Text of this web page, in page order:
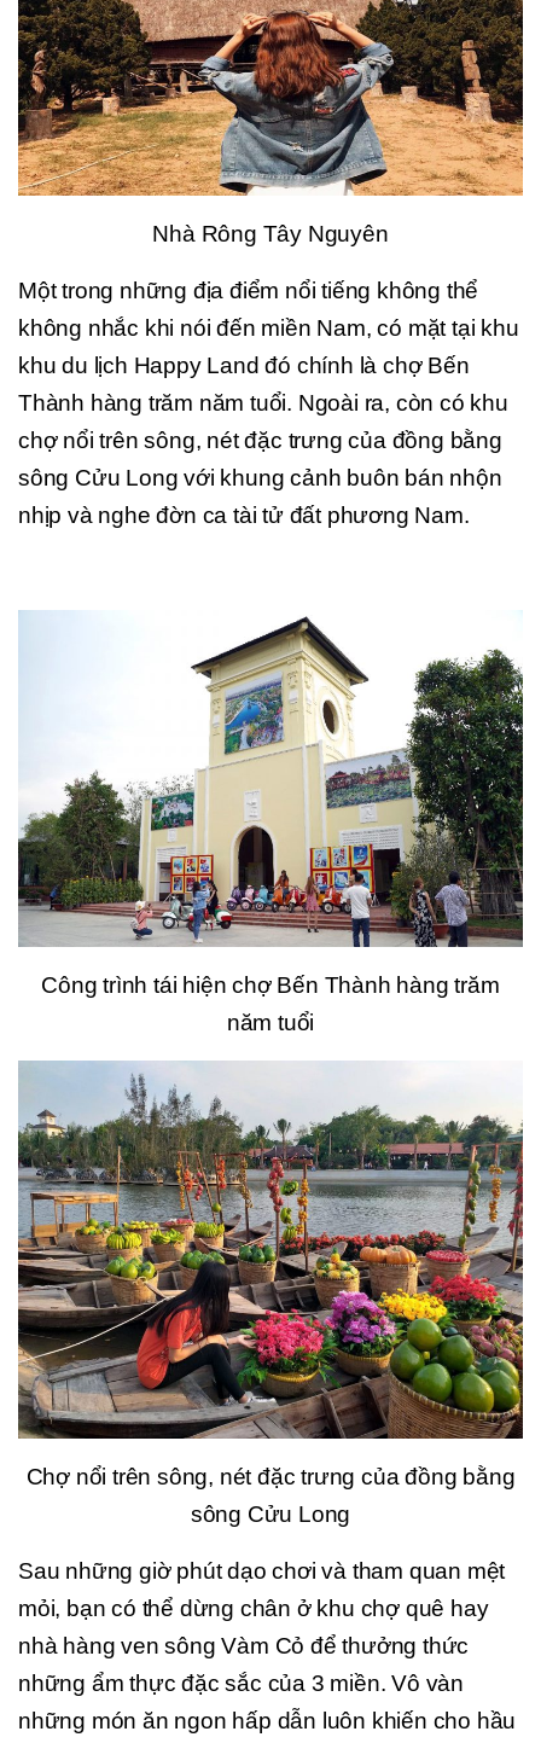
Nhà Rông Tây Nguyên
Một trong những địa điểm nổi tiếng không thể
không nhắc khi nói đến miền Nam, có mặt tại khu
khu du lịch Happy Land đó chính là chợ Bến
Thành hàng trăm năm tuổi. Ngoài ra, còn có khu
chợ nổi trên sông, nét đặc trưng của đồng bằng
sông Cửu Long với khung cảnh buôn bán nhộn
nhịp và nghe đờn ca tài tử đất phương Nam.
Công trình tái hiện chợ Bến Thành hàng trăm
năm tuổi
Chợ nổi trên sông, nét đặc trưng của đồng bằng
sông Cửu Long
Sau những giờ phút dạo chơi và tham quan mệt
mỏi, bạn có thể dừng chân ở khu chợ quê hay
nhà hàng ven sông Vàm Cỏ để thưởng thức
những ẩm thực đặc sắc của 3 miền. Vô vàn
những món ăn ngon hấp dẫn luôn khiến cho hầu